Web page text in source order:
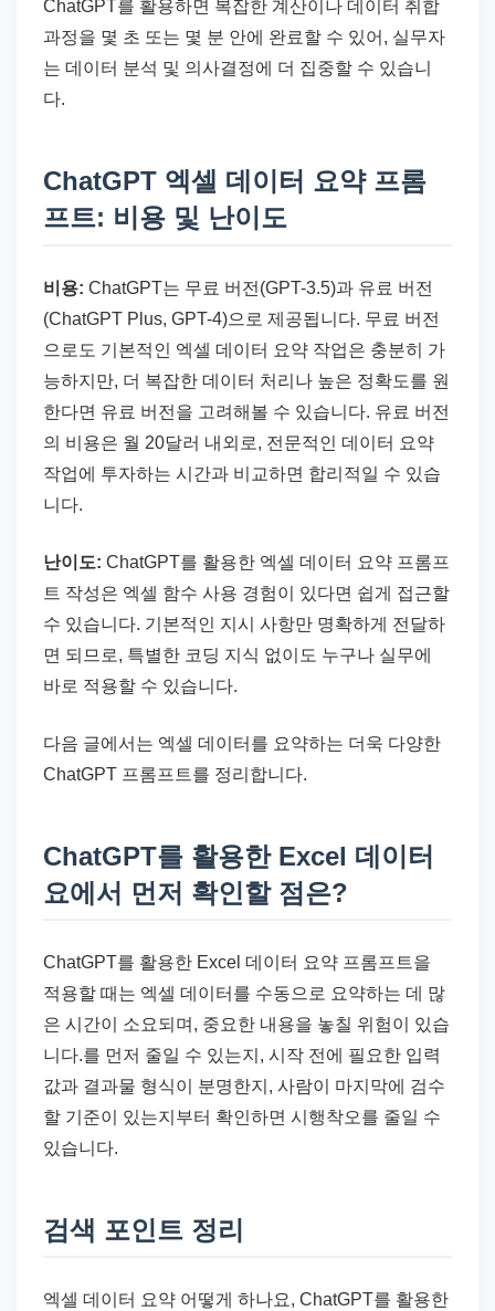
ChatGPT를 활용하면 복잡한 계산이나 데이터 취합
과정을 몇 초 또는 몇 분 안에 완료할 수 있어, 실무자
는 데이터 분석 및 의사결정에 더 집중할 수 있습니
다.
ChatGPT 엑셀 데이터 요약 프롬
프트: 비용 및 난이도
비용: ChatGPT는 무료 버전(GPT-3.5)과 유료 버전
(ChatGPT Plus, GPT-4)으로 제공됩니다. 무료 버전
으로도 기본적인 엑셀 데이터 요약 작업은 충분히 가
능하지만, 더 복잡한 데이터 처리나 높은 정확도를 원
한다면 유료 버전을 고려해볼 수 있습니다. 유료 버전
의 비용은 월 20달러 내외로, 전문적인 데이터 요약
작업에 투자하는 시간과 비교하면 합리적일 수 있습
니다.
난이도: ChatGPT를 활용한 엑셀 데이터 요약 프롬프
트 작성은 엑셀 함수 사용 경험이 있다면 쉽게 접근할
수 있습니다. 기본적인 지시 사항만 명확하게 전달하
면 되므로, 특별한 코딩 지식 없이도 누구나 실무에
바로 적용할 수 있습니다.
다음 글에서는 엑셀 데이터를 요약하는 더욱 다양한
ChatGPT 프롬프트를 정리합니다.
ChatGPT를 활용한 Excel 데이터
요에서 먼저 확인할 점은?
ChatGPT를 활용한 Excel 데이터 요약 프롬프트을
적용할 때는 엑셀 데이터를 수동으로 요약하는 데 많
은 시간이 소요되며, 중요한 내용을 놓칠 위험이 있습
니다.를 먼저 줄일 수 있는지, 시작 전에 필요한 입력
값과 결과물 형식이 분명한지, 사람이 마지막에 검수
할 기준이 있는지부터 확인하면 시행착오를 줄일 수
있습니다.
검색 포인트 정리
엑셀 데이터 요약 어떻게 하나요, ChatGPT를 활용한